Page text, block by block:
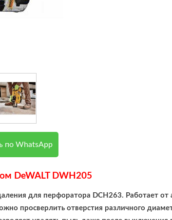
по WhatsApp
DeWALT DWH205
для перфоратора DCH263. Работает
просверлить отверстия различного